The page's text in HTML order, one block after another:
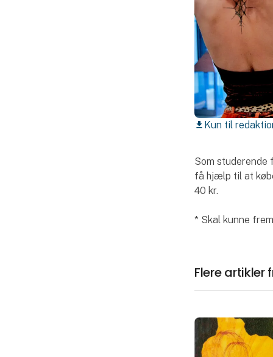
download Kun til
Som studerende
få hjælp til at
40 kr.
* Skal kunne
Flere artikler